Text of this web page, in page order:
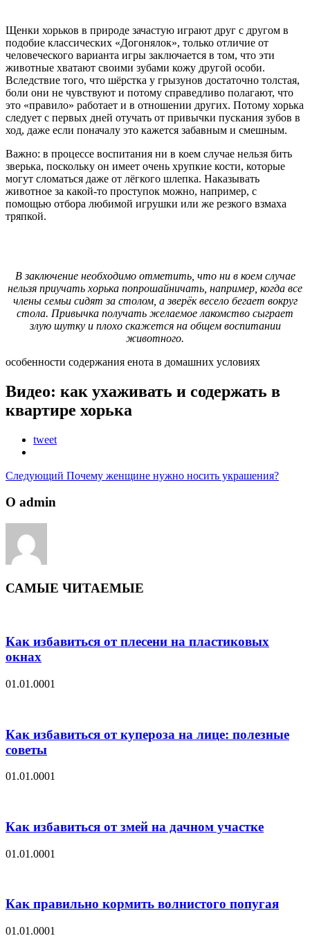
Щенки хорьков в природе зачастую играют друг с другом в
подобие классических «Догонялок», только отличие от
человеческого варианта игры заключается в том, что эти
животные хватают своими зубами кожу другой особи.
Вследствие того, что шёрстка у грызунов достаточно толстая,
боли они не чувствуют и потому справедливо полагают, что
это «правило» работает и в отношении других. Потому хорька
следует с первых дней отучать от привычки пускания зубов в
ход, даже если поначалу это кажется забавным и смешным.
Важно: в процессе воспитания ни в коем случае нельзя бить
зверька, поскольку он имеет очень хрупкие кости, которые
могут сломаться даже от лёгкого шлепка. Наказывать
животное за какой-то проступок можно, например, с
помощью отбора любимой игрушки или же резкого взмаха
тряпкой.
В заключение необходимо отметить, что ни в коем случае
нельзя приучать хорька попрошайничать, например, когда все
члены семьи сидят за столом, а зверёк весело бегает вокруг
стола. Привычка получать желаемое лакомство сыграет
злую шутку и плохо скажется на общем воспитании
животного.
особенности содержания енота в домашних условиях
Видео: как ухаживать и содержать в
квартире хорька
tweet
Следующий Почему женщине нужно носить украшения?
О admin
САМЫЕ ЧИТАЕМЫЕ
Как избавиться от плесени на пластиковых
окнах
01.01.0001
Как избавиться от купероза на лице: полезные
советы
01.01.0001
Как избавиться от змей на дачном участке
01.01.0001
Как правильно кормить волнистого попугая
01.01.0001